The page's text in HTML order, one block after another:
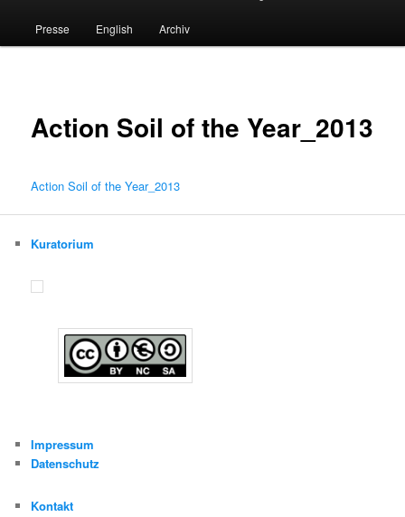
Presse English Archiv
Action Soil of the Year_2013
Action Soil of the Year_2013
Kuratorium
Impressum
Datenschutz
Kontakt